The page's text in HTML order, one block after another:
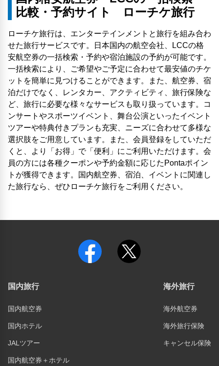
比較・予約サイト ローチケ旅行
ローチケ旅行は、エンターテインメントと旅行を組み合わ
せた旅行サービスです。日本国内の航空会社、LCCの格
安航空券の一括検索・予約や宿泊施設の予約が可能です。
一括検索により、ご希望やご予定に合わせて最安値のチケ
ットを簡単に見つけることができます。また、航空券、宿
泊だけでなく、レンタカー、アクティビティ、旅行保険な
ど、旅行に必要な様々なサービスも取り扱っています。コ
ンサートやスポーツイベント、舞台公演といったイベント
ツアーや特典付きプランも充実、ニーズに合わせて多様な
選択肢をご用意しています。また、会員登録をしていただ
くと、より「お得」で「便利」にご利用いただけます。会
員の方には各種クーポンや予約金額に応じたPontaポイン
トが獲得できます。国内航空券、宿泊、イベントに関連し
た旅行なら、ぜひローチケ旅行をご利用ください。
国内旅行
国内航空券
国内ホテル
JALツアー
国内航空券＋ホテル
海外旅行
海外航空券
海外旅行保険
キャンセル保険